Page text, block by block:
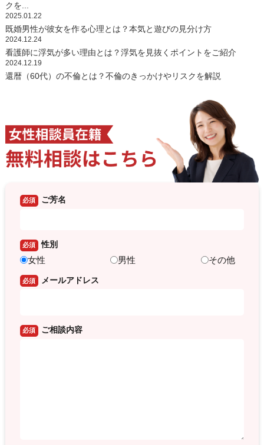
クを...
2025.01.22
既婚男性が彼女を作る心理とは？本気と遊びの見分け方
2024.12.24
看護師に浮気が多い理由とは？浮気を見抜くポイントをご紹介
2024.12.19
還暦（60代）の不倫とは？不倫のきっかけやリスクを解説
必須 ご芳名
必須 性別
女性 男性 その他
必須 メールアドレス
必須 ご相談内容